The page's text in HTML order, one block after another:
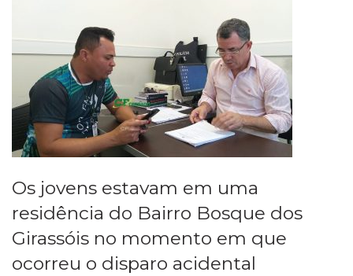
Os jovens estavam em uma
residência do Bairro Bosque dos
Girassóis no momento em que
ocorreu o disparo acidental